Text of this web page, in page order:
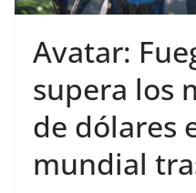
Avatar:
supera los
de dólares
mundial